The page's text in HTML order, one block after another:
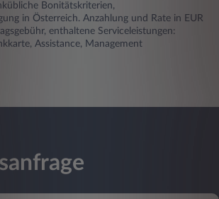
Bonitätskriterien,
in Österreich. Anzahlung und Rate in EUR
enthaltene Serviceleistungen:
Assistance, Management